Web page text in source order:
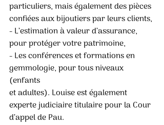
particuliers, mais également des pièces
confiées aux bijoutiers par leurs clients,
- L’estimation à valeur d’assurance,
pour protéger votre patrimoine,
- Les conférences et formations en
gemmologie, pour tous niveaux
(enfants
et adultes). Louise est également
experte judiciaire titulaire pour la Cour
d’appel de Pau.